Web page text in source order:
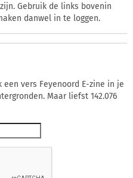
Gebruik de links bovenin
danwel in te loggen.
vers Feyenoord E-zine in je
Maar liefst 142.076